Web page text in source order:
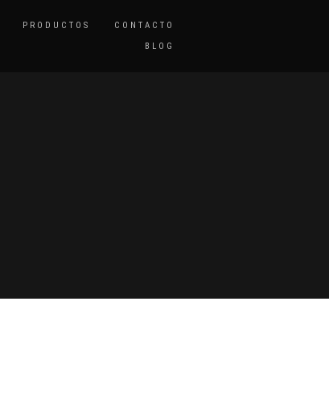
PRODUCTOS
CONTACTO
BLOG